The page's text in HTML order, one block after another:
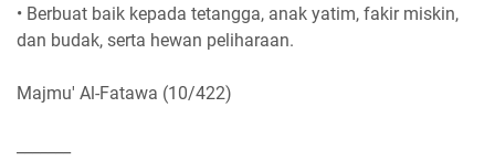
• Berbuat baik kepada tetangga, anak yatim, fakir miskin,
dan budak, serta hewan peliharaan.
Majmu' Al-Fatawa (10/422)